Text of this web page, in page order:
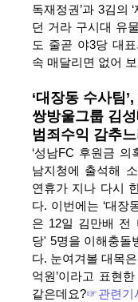
독재정권’과 3김의
던 거라 구시대 유
도 줄곧 야3당 대
속 매달리면 없어
‘대장동 수사팀
쌍방울그룹 김
범죄수익 감추
‘성남FC 후원금 의
남지청에 출석해
연휴가 지나 다시
다. 이번에는 ‘대장
은 12일 김만배 전
당' 5명을 이해충돌
다. 눈여겨볼 대목
억원’이라고 표현
같은데요?☞관련기